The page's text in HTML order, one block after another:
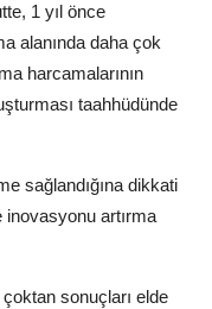
1 yıl önce
alanında daha çok
harcamalarının
taahhüdünde
sağlandığına dikkati
artırma
sonuçları elde